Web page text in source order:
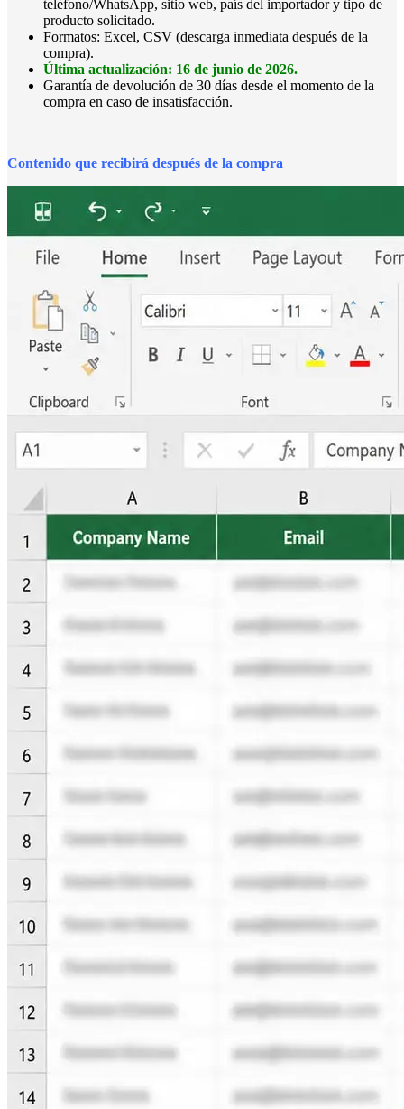
teléfono/WhatsApp, sitio web, país del importador y tipo de
producto solicitado.
Formatos: Excel, CSV (descarga inmediata después de la
compra).
Última actualización: 16 de junio de 2026.
Garantía de devolución de 30 días desde el momento de la
compra en caso de insatisfacción.
Contenido que recibirá después de la compra